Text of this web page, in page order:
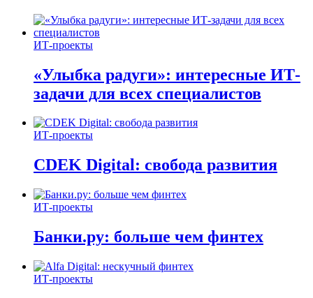
ИТ-проекты
«Улыбка радуги»: интересные ИТ-
задачи для всех специалистов
ИТ-проекты
CDEK Digital: свобода развития
ИТ-проекты
Банки.ру: больше чем финтех
ИТ-проекты